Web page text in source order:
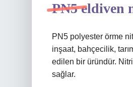
PN5 eldiven
PN5 polyester örme
inşaat, bahçecilik,
edilen bir üründür.
sağlar.